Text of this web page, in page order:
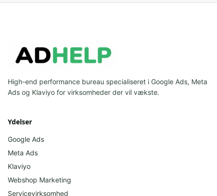
High-end performance bureau specialiseret i Google Ads, Meta
Ads og Klaviyo for virksomheder der vil vækste.
Ydelser
Google Ads
Meta Ads
Klaviyo
Webshop Marketing
Servicevirksomhed